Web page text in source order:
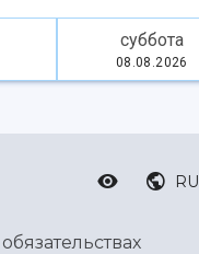
суббота
08.08.2026
RU